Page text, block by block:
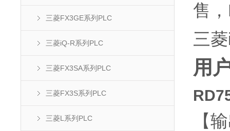
三菱FX3GE系列PLC
三菱iQ-R系列PLC
三菱FX3SA系列PLC
三菱FX3S系列PLC
三菱L系列PLC
售
三
用
【